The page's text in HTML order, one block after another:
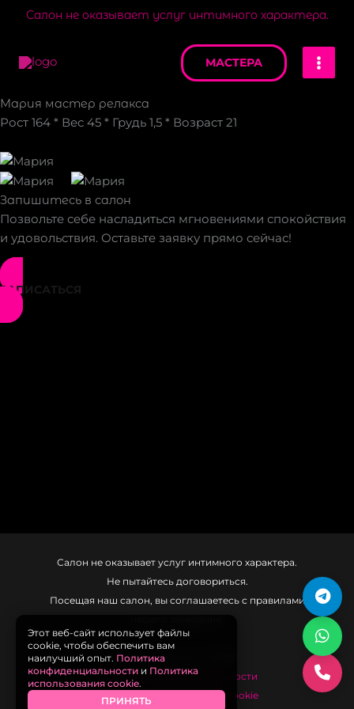
Салон не оказывает услуг интимного характера.
Перейти
МАСТЕРА
Мария мастер релакса
Рост 164 * Вес 45 * Грудь 1,5 * Возраст 21
Запишитесь в салон
Позвольте себе насладиться мгновениями спокойствия
и удовольствия. Оставьте заявку прямо сейчас!
ЗАПИСАТЬСЯ
Салон не оказывает услуг интимного характера.
Не пытайтесь договориться.
Посещая наш салон, вы соглашаетесь с правилами
Рязань Массаж © 2026
Политика конфиденциальности
Политика использования cookie
Этот веб-сайт использует файлы
cookie, чтобы обеспечить вам
наилучший опыт. Политика
конфиденциальности и Политика
использования cookie.
ПРИНЯТЬ